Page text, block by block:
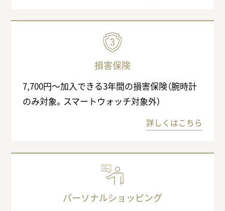
損害保険
7,700円〜加入できる3年間の損害保険（腕時計
のみ対象。スマートウォッチ対象外）
詳しくはこちら
パーソナルショッピング